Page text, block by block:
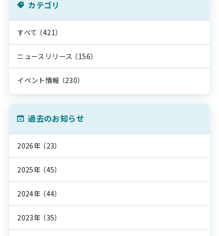
カテゴリ
すべて （421）
ニュースリリース （156）
イベント情報 （230）
過去のお知らせ
2026年 （23）
2025年 （45）
2024年 （44）
2023年 （35）